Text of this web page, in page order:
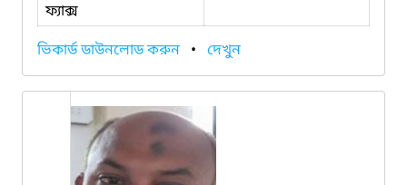
ফ্যাক্স
ভিকার্ড ডাউনলোড করুন • দেখুন